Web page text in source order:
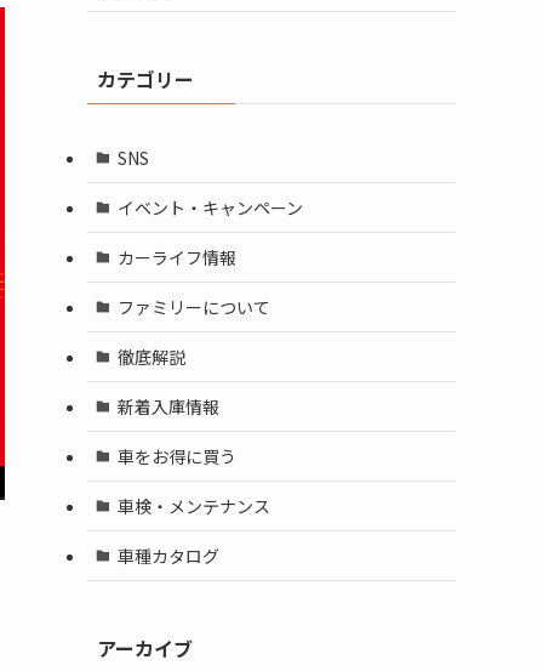
カテゴリー
SNS
イベント・キャンペーン
カーライフ情報
ファミリーについて
徹底解説
新着入庫情報
車をお得に買う
車検・メンテナンス
車種カタログ
アーカイブ